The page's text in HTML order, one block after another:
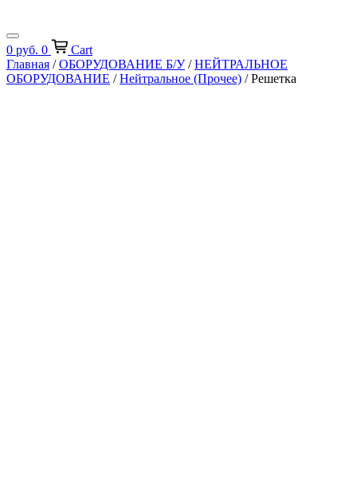
0 руб. 0
Cart
Главная /ОБОРУДОВАНИЕ Б/У/НЕЙТРАЛЬНОЕ
ОБОРУДОВАНИЕ /Нейтральное (Прочее) / Решетка